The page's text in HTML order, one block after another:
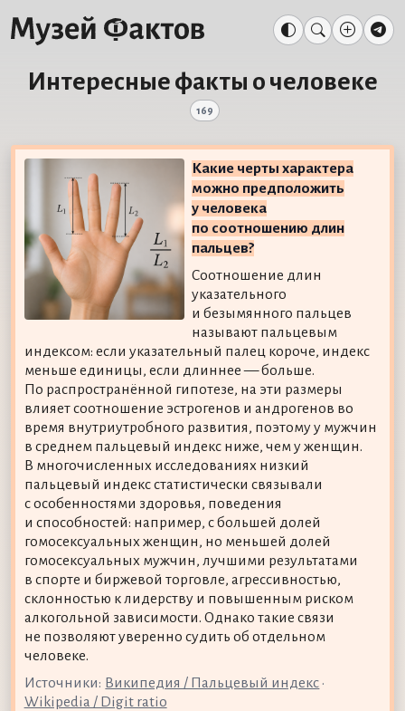
Интересные факты о человеке
169
Какие черты характера
можно предположить
у человека
по соотношению длин
пальцев?
Соотношение длин
указательного
и безымянного пальцев
называют пальцевым
индексом: если указательный палец короче, индекс
меньше единицы, если длиннее — больше.
По распространённой гипотезе, на эти размеры
влияет соотношение эстрогенов и андрогенов во
время внутриутробного развития, поэтому у мужчин
в среднем пальцевый индекс ниже, чем у женщин.
В многочисленных исследованиях низкий
пальцевый индекс статистически связывали
с особенностями здоровья, поведения
и способностей: например, с большей долей
гомосексуальных женщин, но меньшей долей
гомосексуальных мужчин, лучшими результатами
в спорте и биржевой торговле, агрессивностью,
склонностью к лидерству и повышенным риском
алкогольной зависимости. Однако такие связи
не позволяют уверенно судить об отдельном
человеке.
Источники: Википедия / Пальцевый индекс •
Wikipedia / Digit ratio